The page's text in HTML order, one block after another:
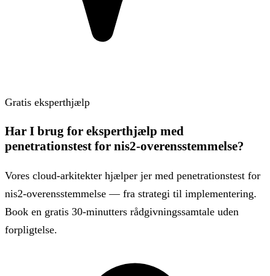
Gratis eksperthjælp
Har I brug for eksperthjælp med
penetrationstest for nis2-overensstemmelse?
Vores cloud-arkitekter hjælper jer med penetrationstest for
nis2-overensstemmelse — fra strategi til implementering.
Book en gratis 30-minutters rådgivningssamtale uden
forpligtelse.